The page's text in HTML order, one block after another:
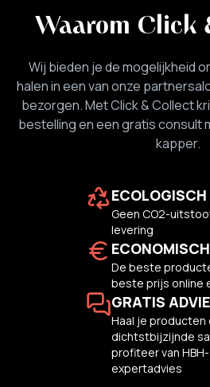
Waarom Click
Wij bieden je de mogelijkheid
halen in een van onze
bezorgen. Met Click & Collect
bestelling en een gratis consult
kapper.
ECOLOGISCH
Geen CO2-
levering
ECONOMISCH
De beste
beste prijs online
GRATIS
Haal je producten
dichtstbijzijnde
profiteer van HBH-
expertadvies